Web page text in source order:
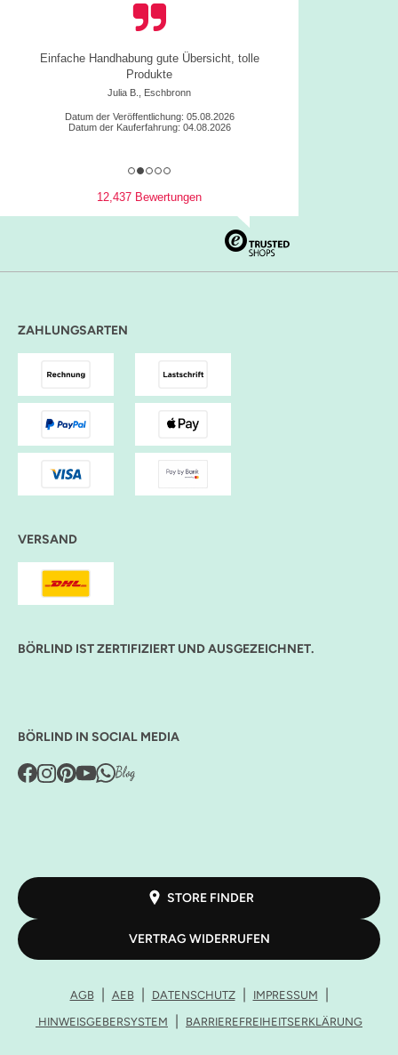
Einfache Handhabung gute Übersicht, tolle
Produkte
Julia B., Eschbronn
Datum der Veröffentlichung: 05.08.2026
Datum der Kauferfahrung: 04.08.2026
12,437 Bewertungen
ZAHLUNGSARTEN
VERSAND
BÖRLIND IST ZERTIFIZIERT UND AUSGEZEICHNET.
BÖRLIND IN SOCIAL MEDIA
STORE FINDER
VERTRAG WIDERRUFEN
AGB AEB DATENSCHUTZ
IMPRESSUM
HINWEISGEBERSYSTEM
BARRIEREFREIHEITSERKLÄRUNG